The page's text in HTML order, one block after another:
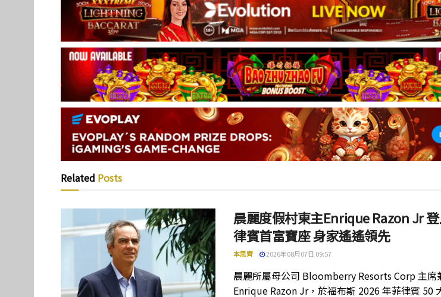
Related Posts
晨麗度假村東主Enrique Razon Jr
律賓首富寶座 身家遙遙領先
本思齊 2026年08月07日 09:57
晨麗所屬母公司 Bloomberry Resorts Corp 主席
Enrique Razon Jr，於福布斯 2026 年菲律賓 50